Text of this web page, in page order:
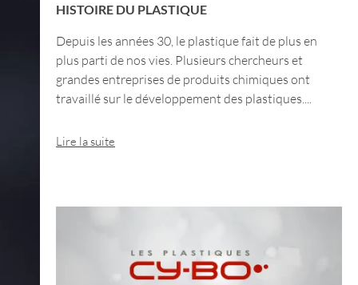
HISTOIRE DU PLASTIQUE
Depuis les années 30, le plastique fait de plus en
plus parti de nos vies. Plusieurs chercheurs et
grandes entreprises de produits chimiques ont
travaillé sur le développement des plastiques....
Lire la suite